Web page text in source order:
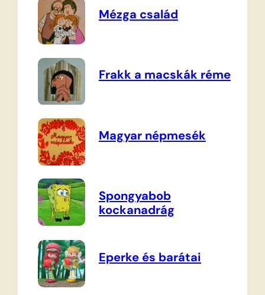
Mézga család
Frakk a macskák réme
Magyar népmesék
Spongyabob
kockanadrág
Eperke és barátai